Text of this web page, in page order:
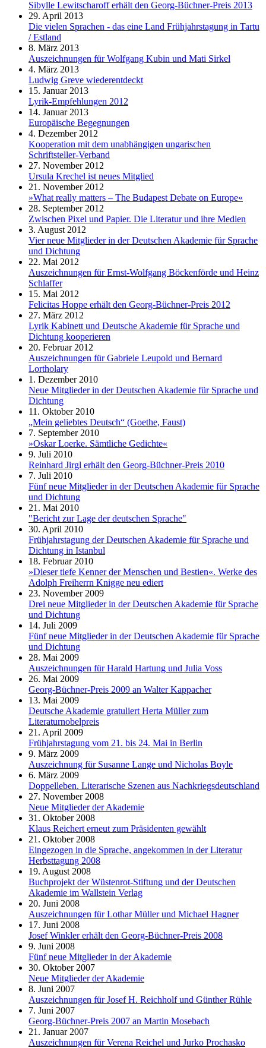
Sibylle Lewitscharoff erhält den Georg-Büchner-Preis 2013
29. April 2013
Die vielen Sprachen - das eine Land Frühjahrstagung in Tartu
/ Estland
8. März 2013
Auszeichnungen für Wolfgang Kubin und Mati Sirkel
4. März 2013
Ludwig Greve wiederentdeckt
15. Januar 2013
Lyrik-Empfehlungen 2012
14. Januar 2013
Europäische Begegnungen
4. Dezember 2012
Kooperation mit dem unabhängigen ungarischen
Schriftsteller-Verband
27. November 2012
Ursula Krechel ist neues Mitglied
21. November 2012
»What really matters – The Budapest Debate on Europe«
28. September 2012
Zwischen Pixel und Papier. Die Literatur und ihre Medien
3. August 2012
Vier neue Mitglieder in der Deutschen Akademie für Sprache
und Dichtung
22. Mai 2012
Auszeichnungen für Ernst-Wolfgang Böckenförde und Heinz
Schlaffer
15. Mai 2012
Felicitas Hoppe erhält den Georg-Büchner-Preis 2012
27. März 2012
Lyrik Kabinett und Deutsche Akademie für Sprache und
Dichtung kooperieren
20. Februar 2012
Auszeichnungen für Gabriele Leupold und Bernard
Lortholary
1. Dezember 2010
Neue Mitglieder in der Deutschen Akademie für Sprache und
Dichtung
11. Oktober 2010
„Mein geliebtes Deutsch“ (Goethe, Faust)
7. September 2010
»Oskar Loerke. Sämtliche Gedichte«
9. Juli 2010
Reinhard Jirgl erhält den Georg-Büchner-Preis 2010
7. Juli 2010
Fünf neue Mitglieder in der Deutschen Akademie für Sprache
und Dichtung
21. Mai 2010
"Bericht zur Lage der deutschen Sprache"
30. April 2010
Frühjahrstagung der Deutschen Akademie für Sprache und
Dichtung in Istanbul
18. Februar 2010
»Dieser tiefe Kenner der Menschen und Bestien«. Werke des
Adolph Freiherrn Knigge neu ediert
23. November 2009
Drei neue Mitglieder in der Deutschen Akademie für Sprache
und Dichtung
14. Juli 2009
Fünf neue Mitglieder in der Deutschen Akademie für Sprache
und Dichtung
28. Mai 2009
Auszeichnungen für Harald Hartung und Julia Voss
26. Mai 2009
Georg-Büchner-Preis 2009 an Walter Kappacher
13. Mai 2009
Deutsche Akademie gratuliert Herta Müller zum
Literaturnobelpreis
21. April 2009
Frühjahrstagung vom 21. bis 24. Mai in Berlin
9. März 2009
Auszeichnung für Susanne Lange und Nicholas Boyle
6. März 2009
Doppelleben. Literarische Szenen aus Nachkriegsdeutschland
27. November 2008
Neue Mitglieder der Akademie
31. Oktober 2008
Klaus Reichert erneut zum Präsidenten gewählt
21. Oktober 2008
Eingezogen in die Sprache, angekommen in der Literatur
Herbsttagung 2008
19. August 2008
Buchprojekt der Wüstenrot-Stiftung und der Deutschen
Akademie im Wallstein Verlag
20. Juni 2008
Auszeichnungen für Lothar Müller und Michael Hagner
17. Juni 2008
Josef Winkler erhält den Georg-Büchner-Preis 2008
9. Juni 2008
Fünf neue Mitglieder in der Akademie
30. Oktober 2007
Neue Mitglieder der Akademie
8. Juni 2007
Auszeichnungen für Josef H. Reichholf und Günther Rühle
7. Juni 2007
Georg-Büchner-Preis 2007 an Martin Mosebach
21. Januar 2007
Auszeichnungen für Verena Reichel und Jurko Prochasko